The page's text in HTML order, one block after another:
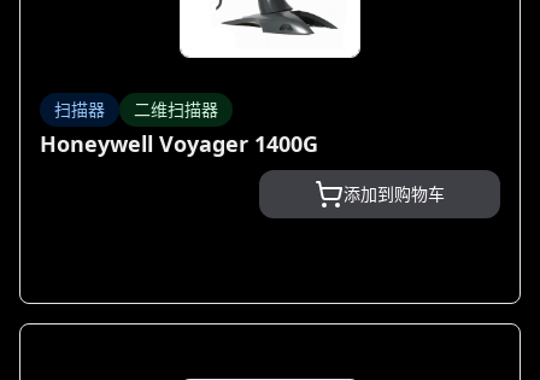
扫描器 二维扫描器
Honeywell Voyager 1400G
添加到购物车